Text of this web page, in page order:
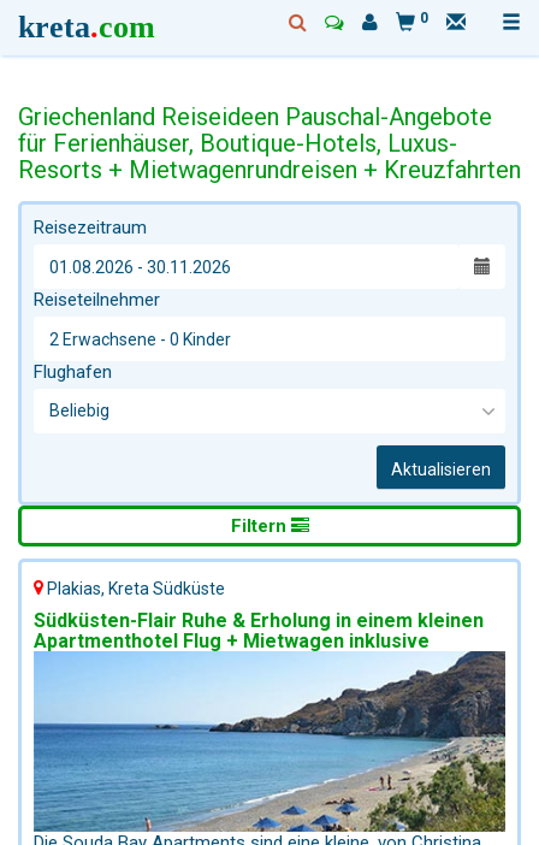
kreta.com 0
Griechenland Reiseideen Pauschal-Angebote
für Ferienhäuser, Boutique-Hotels, Luxus-
Resorts + Mietwagenrundreisen + Kreuzfahrten
Reisezeitraum
Reiseteilnehmer
Flughafen
Aktualisieren
Filtern
Plakias, Kreta Südküste
Südküsten-Flair Ruhe & Erholung in einem kleinen
Apartmenthotel Flug + Mietwagen inklusive